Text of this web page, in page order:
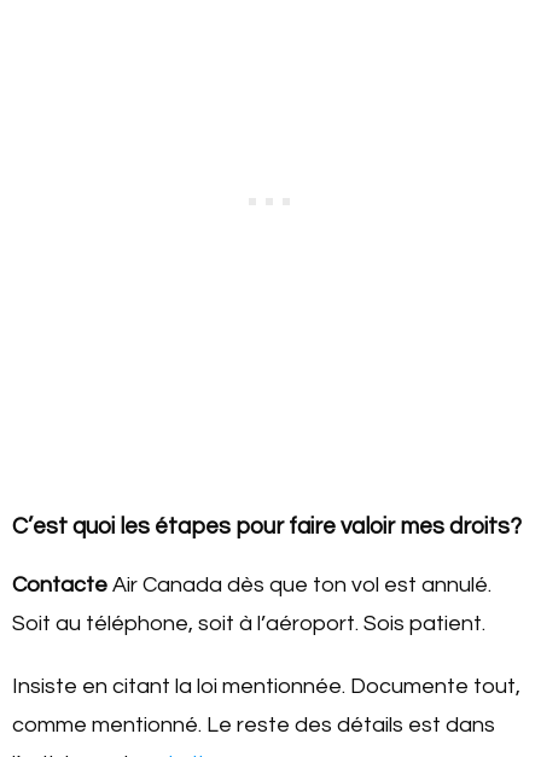
C’est quoi les étapes pour faire valoir mes droits?
Contacte Air Canada dès que ton vol est annulé.
Soit au téléphone, soit à l’aéroport. Sois patient.
Insiste en citant la loi mentionnée. Documente tout,
comme mentionné. Le reste des détails est dans